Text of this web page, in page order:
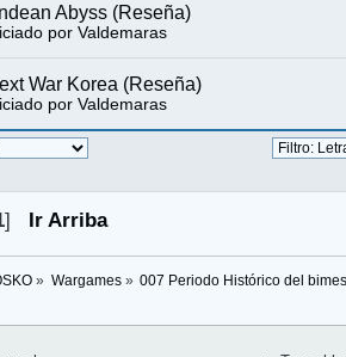
Abyss (Reseña)
por Valdemaras
War Korea (Reseña)
por Valdemaras
] Ir Arriba
» Wargames» 007 Periodo Histórico del